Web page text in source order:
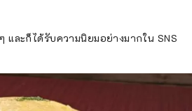
และก็ได้รับความนิยมอย่างมากใน SNS